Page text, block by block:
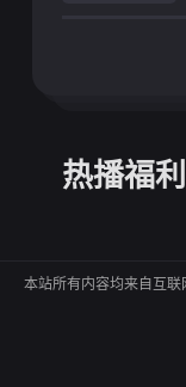
热播福利
本站所有内容均来自互联